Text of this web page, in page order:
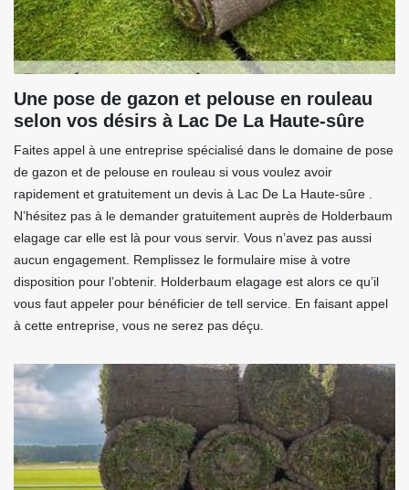
Une pose de gazon et pelouse en rouleau
selon vos désirs à Lac De La Haute-sûre
Faites appel à une entreprise spécialisé dans le domaine de pose
de gazon et de pelouse en rouleau si vous voulez avoir
rapidement et gratuitement un devis à Lac De La Haute-sûre .
N’hésitez pas à le demander gratuitement auprès de Holderbaum
elagage car elle est là pour vous servir. Vous n’avez pas aussi
aucun engagement. Remplissez le formulaire mise à votre
disposition pour l’obtenir. Holderbaum elagage est alors ce qu’il
vous faut appeler pour bénéficier de tell service. En faisant appel
à cette entreprise, vous ne serez pas déçu.